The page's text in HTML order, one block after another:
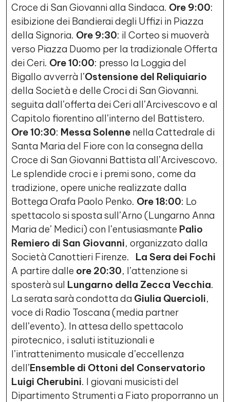
Croce di San Giovanni alla Sindaca. Ore 9:00:
esibizione dei Bandierai degli Uffizi in Piazza
della Signoria. Ore 9:30: il Corteo si muoverà
verso Piazza Duomo per la tradizionale Offerta
dei Ceri. Ore 10:00: presso la Loggia del
Bigallo avverrà l’Ostensione del Reliquiario
della Società e delle Croci di San Giovanni.
seguita dall’offerta dei Ceri all’Arcivescovo e al
Capitolo fiorentino all’interno del Battistero.
Ore 10:30: Messa Solenne nella Cattedrale di
Santa Maria del Fiore con la consegna della
Croce di San Giovanni Battista all’Arcivescovo.
Le splendide croci e i premi sono, come da
tradizione, opere uniche realizzate dalla
Bottega Orafa Paolo Penko. Ore 18:00: Lo
spettacolo si sposta sull’Arno (Lungarno Anna
Maria de’ Medici) con l’entusiasmante Palio
Remiero di San Giovanni, organizzato dalla
Società Canottieri Firenze.
La Sera dei Fochi
A partire dalle ore 20:30, l’attenzione si
sposterà sul Lungarno della Zecca Vecchia.
La serata sarà condotta da Giulia Quercioli,
voce di Radio Toscana (media partner
dell’evento). In attesa dello spettacolo
pirotecnico, i saluti istituzionali e
l’intrattenimento musicale d’eccellenza
dell’Ensemble di Ottoni del Conservatorio
Luigi Cherubini. I giovani musicisti del
Dipartimento Strumenti a Fiato proporranno un